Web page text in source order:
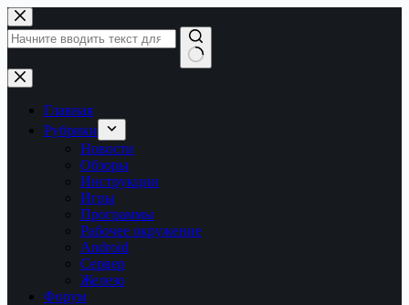
Перейти
к
сути
Ничего
не
найденоГлавная
Рубрики
Новости
Обзоры
Инструкции
Игры
Программы
Рабочее окружение
Android
Сервер
Железо
Форум